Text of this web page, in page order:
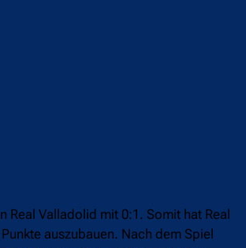
Real Valladolid mit 0:1. Somit hat Real
auszubauen. Nach dem Spiel